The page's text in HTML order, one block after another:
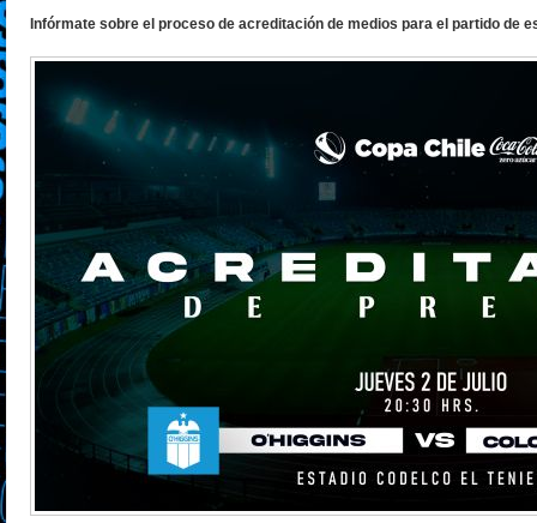
Infórmate sobre el proceso de acreditación de medios para el partido de